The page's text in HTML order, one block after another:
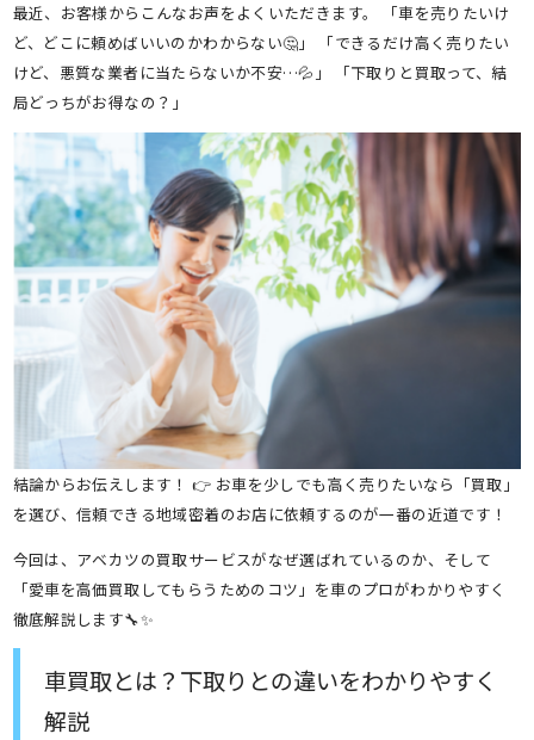
最近、お客様からこんなお声をよくいただきます。 「車を売りたいけ
ど、どこに頼めばいいのかわからない🤔」 「できるだけ高く売りたい
けど、悪質な業者に当たらないか不安…💦」 「下取りと買取って、結
局どっちがお得なの？」
結論からお伝えします！ 👉 お車を少しでも高く売りたいなら「買取」
を選び、信頼できる地域密着のお店に依頼するのが一番の近道です！
今回は、アベカツの買取サービスがなぜ選ばれているのか、そして
「愛車を高価買取してもらうためのコツ」を車のプロがわかりやすく
徹底解説します🔧✨
車買取とは？下取りとの違いをわかりやすく
解説